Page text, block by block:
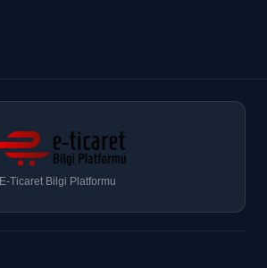
E-Ticaret Bilgi Platformu